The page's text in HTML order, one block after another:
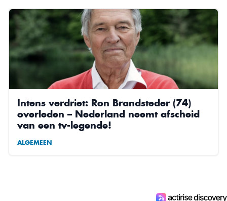
Intens verdriet: Ron Brandsteder (74)
overleden – Nederland neemt afscheid
van een tv-legende!
ALGEMEEN